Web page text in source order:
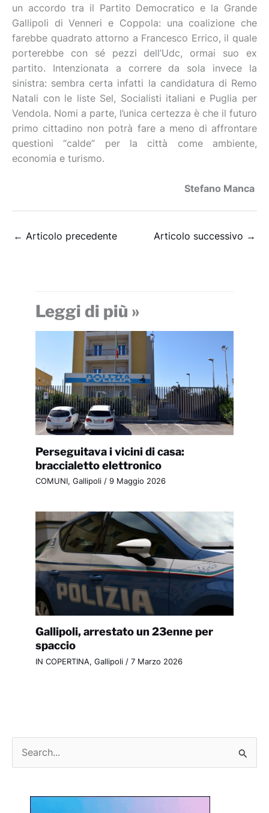
un accordo tra il Partito Democratico e la Grande
Gallipoli di Venneri e Coppola: una coalizione che
farebbe quadrato attorno a Francesco Errico, il quale
porterebbe con sé pezzi dell’Udc, ormai suo ex
partito. Intenzionata a correre da sola invece la
sinistra: sembra certa infatti la candidatura di Remo
Natali con le liste Sel, Socialisti italiani e Puglia per
Vendola. Nomi a parte, l’unica certezza è che il futuro
primo cittadino non potrà fare a meno di affrontare
questioni “calde” per la città come ambiente,
economia e turismo.
Stefano Manca
← Articolo precedente Articolo successivo →
Leggi di più »
Perseguitava i vicini di casa:
braccialetto elettronico
COMUNI, Gallipoli/ 9 Maggio 2026
Gallipoli, arrestato un 23enne per
spaccio
IN COPERTINA, Gallipoli/ 7 Marzo 2026